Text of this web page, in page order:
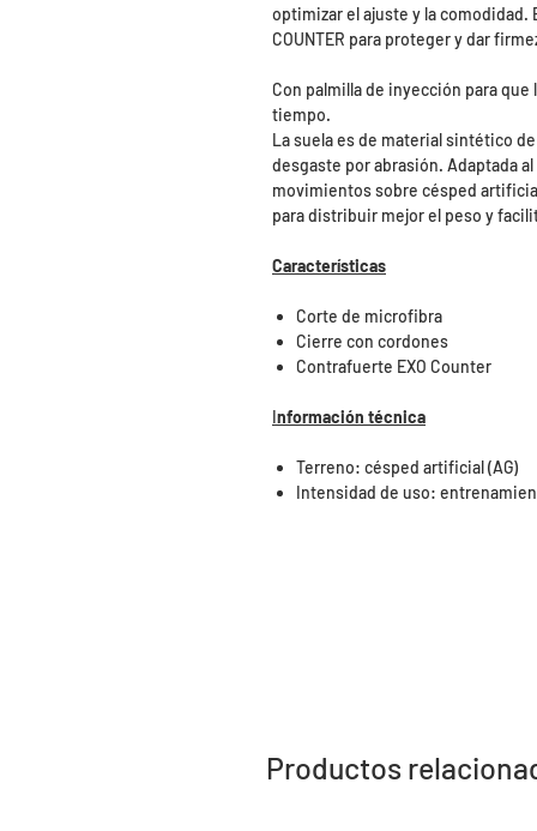
optimizar el ajuste y la comodidad.
COUNTER para proteger y dar
Con palmilla de inyección para
tiempo.
La suela es de material sintético
desgaste por abrasión. Adaptada
movimientos sobre césped
para distribuir mejor el peso y
Características
Corte de microfibra
Cierre con cordones
Contrafuerte EXO Counter
Información técnica
Terreno: césped artificial (AG)
Intensidad de uso:
Productos